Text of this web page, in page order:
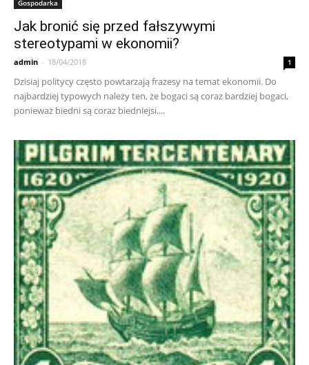
Gospodarka
Jak bronić się przed fałszywymi
stereotypami w ekonomii?
admin - 18/04/2018 1
Dzisiaj politycy często powtarzają frazesy na temat ekonomii. Do
najbardziej typowych należy ten, że bogaci są coraz bardziej bogaci,
ponieważ biedni są coraz biedniejsi....